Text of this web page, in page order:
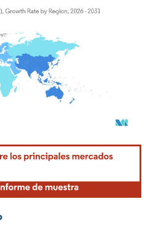
requiere atribución según CC BY 4.0.